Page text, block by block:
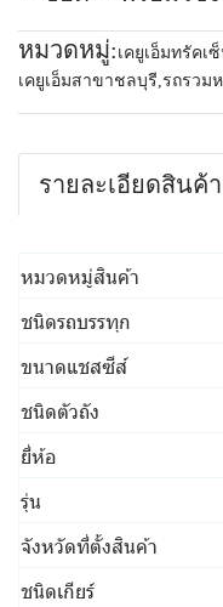
หมวดหมู่: เคยูเอ็มทรัคเ
เคยูเอ็มสาขาชลบุรี,รถรวม
รายละเอียดสินค้า
หมวดหมู่สินค้า
ชนิดรถบรรทุก
ขนาดแชสซีส์
ชนิดตัวถัง
ยี่ห้อ
รุ่น
จังหวัดที่ตั้งสินค้า
ชนิดเกียร์